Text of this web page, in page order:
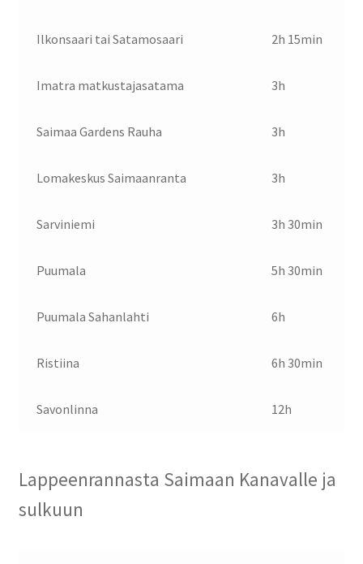
Ilkonsaari tai Satamosaari 2h 15min
Imatra matkustajasatama 3h
Saimaa Gardens Rauha 3h
Lomakeskus Saimaanranta 3h
Sarviniemi 3h 30min
Puumala 5h 30min
Puumala Sahanlahti 6h
Ristiina 6h 30min
Savonlinna 12h
Lappeenrannasta Saimaan Kanavalle ja
sulkuun